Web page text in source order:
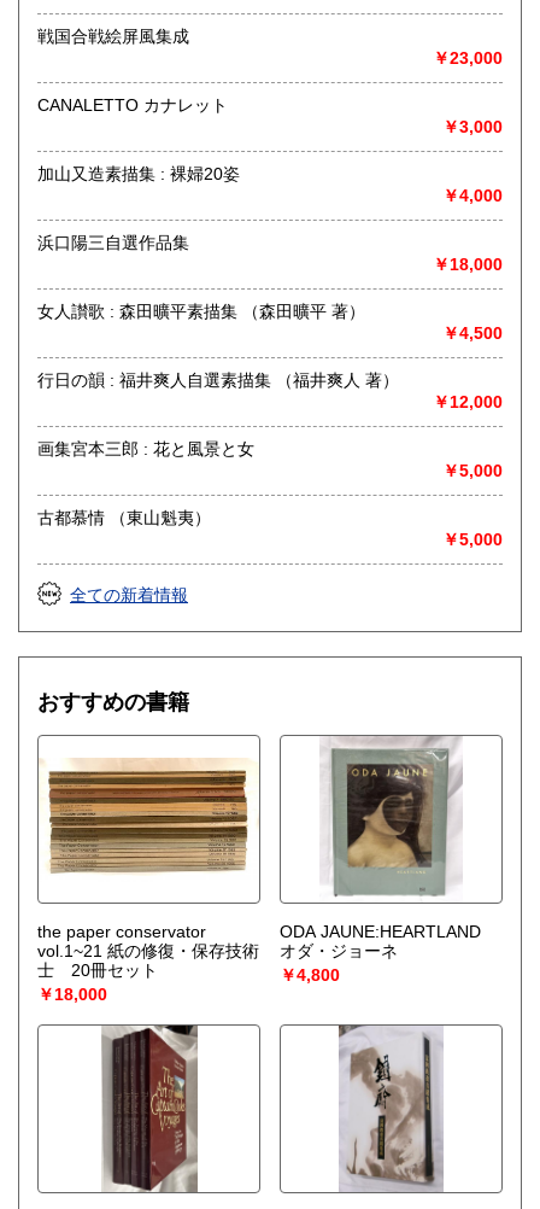
等、誠実に評価、買取致しております
美術工芸、古典籍、趣味、外国書、古書一般（その他）
展覧会図録、写真、建築、茶道、和本、古文書、書画幅、浮
戦国合戦絵屏風集成
￥23,000
CANALETTO カナレット
￥3,000
加山又造素描集 : 裸婦20姿
￥4,000
浜口陽三自選作品集
￥18,000
女人讃歌 : 森田曠平素描集 （森田曠平 著）
￥4,500
行日の韻 : 福井爽人自選素描集 （福井爽人 著）
￥12,000
画集宮本三郎 : 花と風景と女
￥5,000
古都慕情 （東山魁夷）
￥5,000
全ての新着情報
おすすめの書籍
the paper conservator
vol.1~21 紙の修復・保存技術
士 20冊セット
￥18,000
ODA JAUNE:HEARTLAND
オダ・ジョーネ
￥4,800